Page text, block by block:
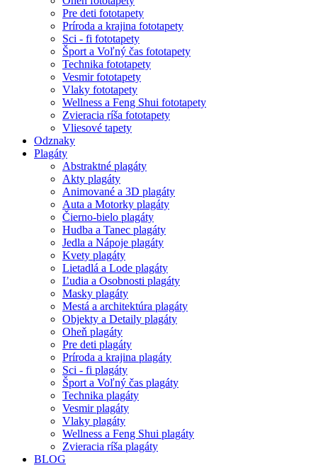
Pre deti fototapety
Príroda a krajina fototapety
Sci - fi fototapety
Šport a Voľný čas fototapety
Technika fototapety
Vesmir fototapety
Vlaky fototapety
Wellness a Feng Shui fototapety
Zvieracia ríša fototapety
Vliesové tapety
Odznaky
Plagáty
Abstraktné plagáty
Akty plagáty
Animované a 3D plagáty
Auta a Motorky plagáty
Čierno-bielo plagáty
Hudba a Tanec plagáty
Jedla a Nápoje plagáty
Kvety plagáty
Lietadlá a Lode plagáty
Ľudia a Osobnosti plagáty
Masky plagáty
Mestá a architektúra plagáty
Objekty a Detaily plagáty
Oheň plagáty
Pre deti plagáty
Príroda a krajina plagáty
Sci - fi plagáty
Šport a Voľný čas plagáty
Technika plagáty
Vesmir plagáty
Vlaky plagáty
Wellness a Feng Shui plagáty
Zvieracia ríša plagáty
BLOG